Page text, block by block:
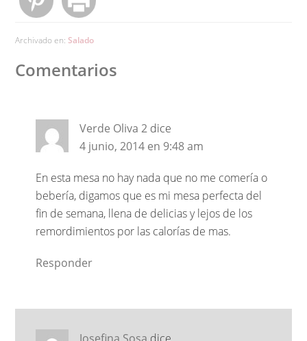
Archivado en: Salado
Comentarios
Verde Oliva 2 dice
4 junio, 2014 en 9:48 am
En esta mesa no hay nada que no me comería o
bebería, digamos que es mi mesa perfecta del
fin de semana, llena de delicias y lejos de los
remordimientos por las calorías de mas.
Responder